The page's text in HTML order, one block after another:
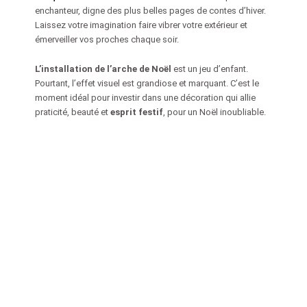
enchanteur, digne des plus belles pages de contes d’hiver.
Laissez votre imagination faire vibrer votre extérieur et
émerveiller vos proches chaque soir.
L’installation de l’arche de Noël est un jeu d’enfant.
Pourtant, l’effet visuel est grandiose et marquant. C’est le
moment idéal pour investir dans une décoration qui allie
praticité, beauté et esprit festif, pour un Noël inoubliable.